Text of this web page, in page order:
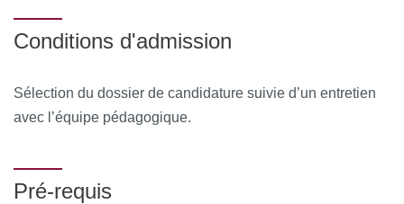
présence par demi-journée de formation en présentiel et le
d’assiduité pour la formation en distanciel.
questionnaire de satisfaction en ligne, à chaud. Celui-ci est
analysé et le bilan est remonté au conseil pédagogique de
Conditions d'admission
Sélection du dossier de candidature suivie d’un entretien
avec l’équipe pédagogique.
Pré-requis